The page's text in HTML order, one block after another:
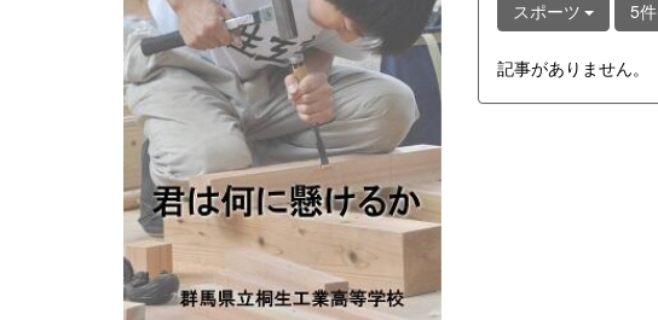
スポーツ 5件
記事がありません。